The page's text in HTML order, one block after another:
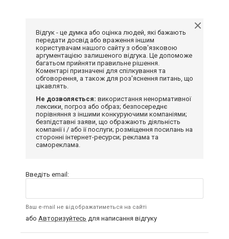
Відгук - це думка або оцінка людей, які бажають
передати досвід або враження іншим
користувачам нашого сайту з обов'язковою
аргументацією залишеного відгука. Це допоможе
багатьом прийняти правильне рішення.
Коментарі призначені для спілкування та
обговорення, а також для роз'яснення питань, що
цікавлять.
Не дозволяється: використання ненормативної
лексики, погроз або образ; безпосереднє
порівняння з іншими конкуруючими компаніями;
безпідставні заяви, що ображають діяльність
компанії і / або її послуги; розміщення посилань на
сторонні інтернет-ресурси; реклама та
самореклама.
Введіть email:
Ваш e-mail не відображатиметься на сайті
або Авторизуйтесь для написання відгуку